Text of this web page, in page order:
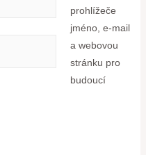
prohlížeče
jméno, e-mail
a webovou
stránku pro
budoucí